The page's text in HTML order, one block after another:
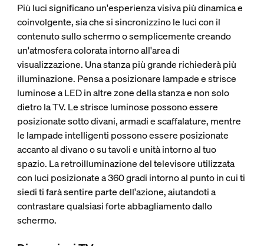
Più luci significano un'esperienza visiva più dinamica e
coinvolgente, sia che si sincronizzino le luci con il
contenuto sullo schermo o semplicemente creando
un'atmosfera colorata intorno all'area di
visualizzazione. Una stanza più grande richiederà più
illuminazione. Pensa a posizionare lampade e strisce
luminose a LED in altre zone della stanza e non solo
dietro la TV. Le strisce luminose possono essere
posizionate sotto divani, armadi e scaffalature, mentre
le lampade intelligenti possono essere posizionate
accanto al divano o su tavoli e unità intorno al tuo
spazio. La retroilluminazione del televisore utilizzata
con luci posizionate a 360 gradi intorno al punto in cui ti
siedi ti farà sentire parte dell'azione, aiutandoti a
contrastare qualsiasi forte abbagliamento dallo
schermo.